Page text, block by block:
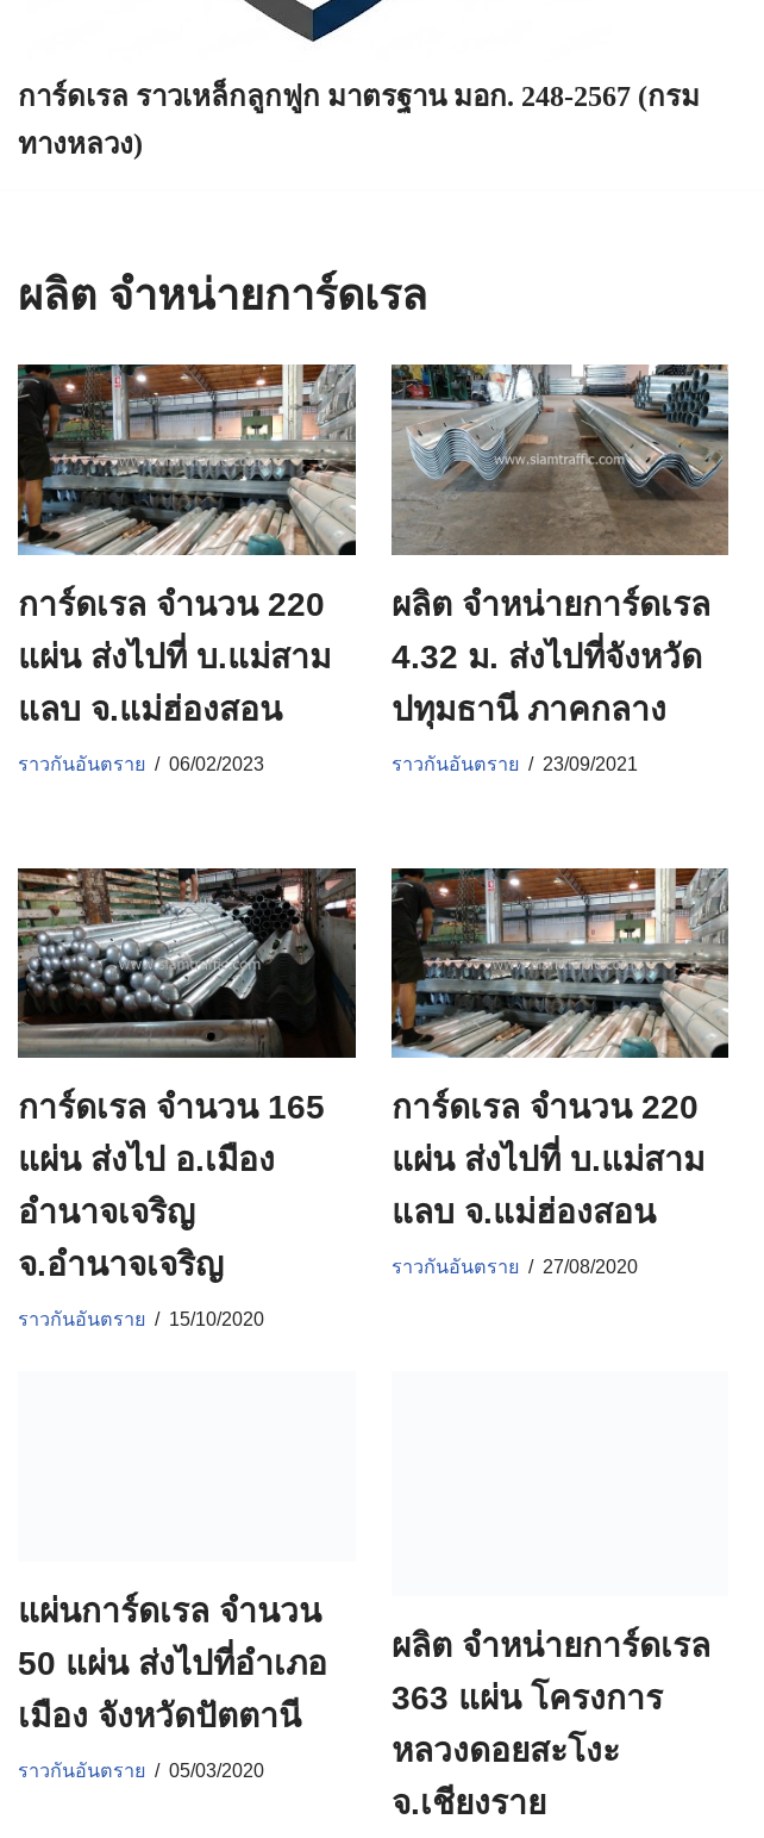
การ์ดเรล ราวเหล็กลูกฟูก มาตรฐาน มอก. 248-2567 (กรม
ทางหลวง)
ผลิต จำหน่ายการ์ดเรล
การ์ดเรล จำนวน 220
แผ่น ส่งไปที่ บ.แม่สาม
แลบ จ.แม่ฮ่องสอน
ราวกันอันตราย 06/02/2023
ผลิต จำหน่ายการ์ดเรล
4.32 ม. ส่งไปที่จังหวัด
ปทุมธานี ภาคกลาง
ราวกันอันตราย 23/09/2021
การ์ดเรล จำนวน 165
แผ่น ส่งไป อ.เมือง
อำนาจเจริญ
จ.อำนาจเจริญ
ราวกันอันตราย 15/10/2020
การ์ดเรล จำนวน 220
แผ่น ส่งไปที่ บ.แม่สาม
แลบ จ.แม่ฮ่องสอน
ราวกันอันตราย 27/08/2020
แผ่นการ์ดเรล จำนวน
50 แผ่น ส่งไปที่อำเภอ
เมือง จังหวัดปัตตานี
ราวกันอันตราย 05/03/2020
ผลิต จำหน่ายการ์ดเรล
363 แผ่น โครงการ
หลวงดอยสะโงะ
จ.เชียงราย